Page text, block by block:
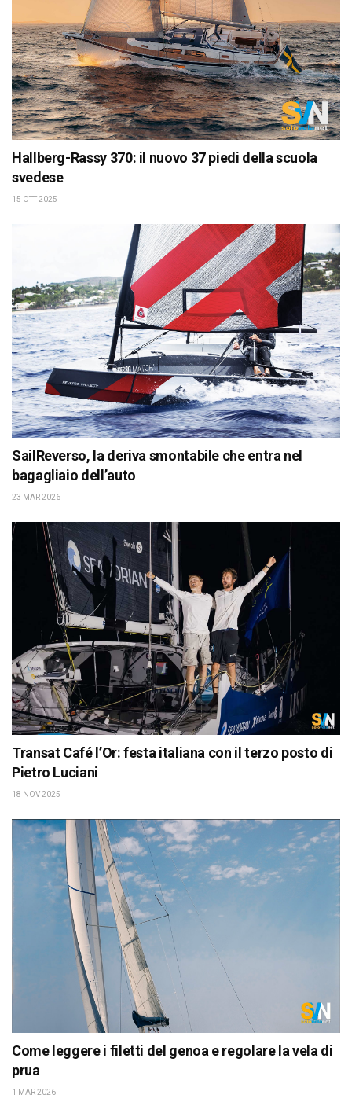
Hallberg-Rassy 370: il nuovo 37 piedi della scuola
svedese
15 OTT 2025
SailReverso, la deriva smontabile che entra nel
bagagliaio dell’auto
23 MAR 2026
Transat Café l’Or: festa italiana con il terzo posto di
Pietro Luciani
18 NOV 2025
Come leggere i filetti del genoa e regolare la vela di
prua
1 MAR 2026